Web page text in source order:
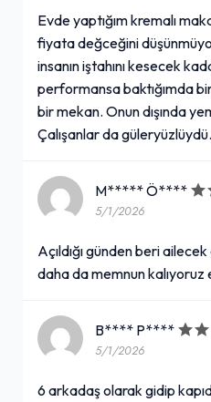
Evde yaptığım kremalı
fiyata değceğini
insanın iştahını kesecek
performansa baktığımda
bir mekan. Onun dışında
Çalışanlar da güleryüzlüydü.
M***** Ö****
5/1/2026
Açıldığı günden beri
daha da memnun kalıyoruz
B**** P****
5/1/2026
6 arkadaş olarak gidip